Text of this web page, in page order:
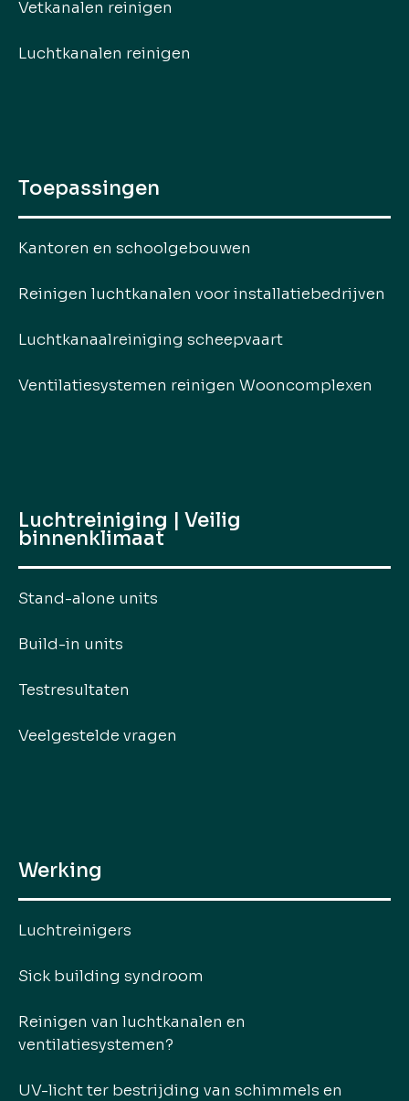
Vetkanalen reinigen
Luchtkanalen reinigen
Toepassingen
Kantoren en schoolgebouwen
Reinigen luchtkanalen voor installatiebedrijven
Luchtkanaalreiniging scheepvaart
Ventilatiesystemen reinigen Wooncomplexen
Luchtreiniging | Veilig
binnenklimaat
Stand-alone units
Build-in units
Testresultaten
Veelgestelde vragen
Werking
Luchtreinigers
Sick building syndroom
Reinigen van luchtkanalen en
ventilatiesystemen?
UV-licht ter bestrijding van schimmels en